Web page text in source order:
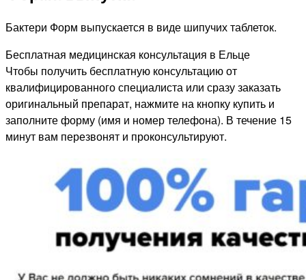
Бактери Форм выпускается в виде шипучих таблеток.
Бесплатная медицинская консультация в Ельце
Чтобы получить бесплатную консультацию от
квалифицированного специалиста или сразу заказать
оригинальный препарат, нажмите на кнопку купить и
заполните форму (имя и номер телефона). В течение 15
минут вам перезвонят и проконсультируют.